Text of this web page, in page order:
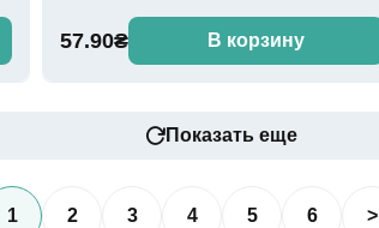
57.90₴ В корзину
Показать еще
1 2 3 4 5 6 >